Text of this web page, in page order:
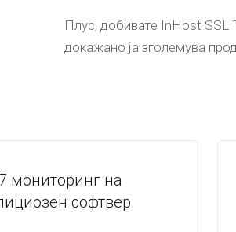
Плус, добивате InHost SSL
докажано ја зголемува
мониторинг на
софтвер